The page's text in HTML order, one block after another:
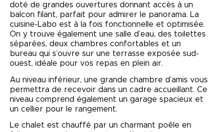
doté de grandes ouvertures donnant accès à un
balcon filant, parfait pour admirer le panorama. La
cuisine-Labo est à la fois fonctionnelle et optimisée.
On y trouve également une salle d’eau, des toilettes
séparées, deux chambres confortables et un
bureau qui s’ouvre sur une terrasse exposée sud-
ouest, idéale pour vos repas en plein air.
Au niveau inférieur, une grande chambre d’amis vous
permettra de recevoir dans un cadre accueillant. Ce
niveau comprend également un garage spacieux et
un cellier pour le rangement.
Le chalet est chauffé par un charmant poêle en